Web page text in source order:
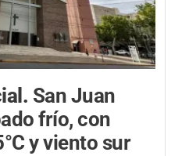
San Juan
frío, con
y viento sur